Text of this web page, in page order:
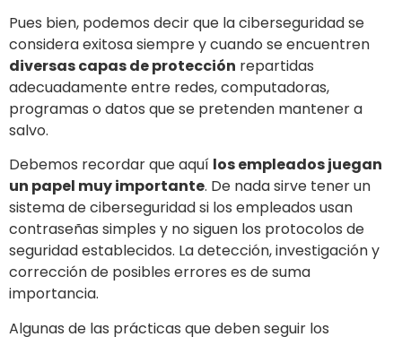
Pues bien, podemos decir que la ciberseguridad se
considera exitosa siempre y cuando se encuentren
diversas capas de protección repartidas
adecuadamente entre redes, computadoras,
programas o datos que se pretenden mantener a
salvo.
Debemos recordar que aquí los empleados juegan
un papel muy importante. De nada sirve tener un
sistema de ciberseguridad si los empleados usan
contraseñas simples y no siguen los protocolos de
seguridad establecidos. La detección, investigación y
corrección de posibles errores es de suma
importancia.
Algunas de las prácticas que deben seguir los